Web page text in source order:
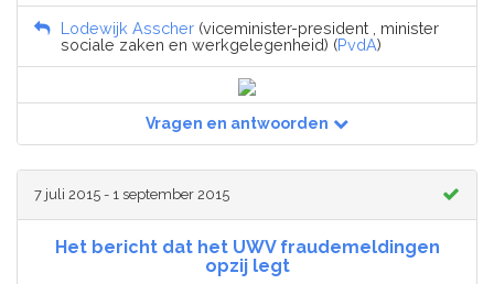
Lodewijk Asscher (viceminister-president , minister
sociale zaken en werkgelegenheid) (PvdA)
Vragen en antwoorden
7 juli 2015 - 1 september 2015
Het bericht dat het UWV fraudemeldingen
opzij legt